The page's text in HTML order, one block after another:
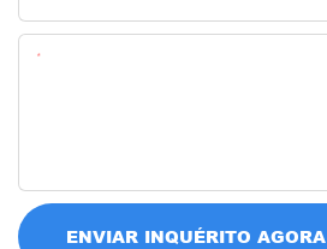
ENVIAR INQUÉRITO AGORA